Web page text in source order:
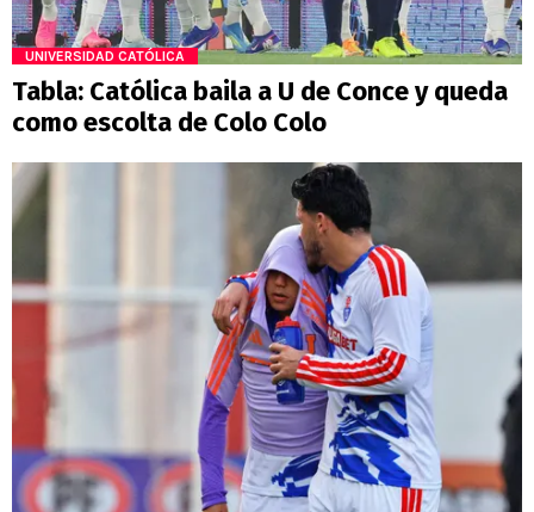
UNIVERSIDAD CATÓLICA
Tabla: Católica baila a U de Conce y queda
como escolta de Colo Colo